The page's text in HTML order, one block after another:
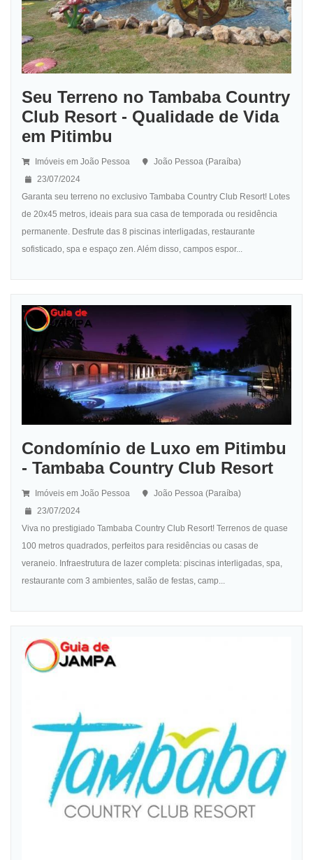
Seu Terreno no Tambaba Country
Club Resort - Qualidade de Vida
em Pitimbu
Imóveis em João Pessoa
João Pessoa (Paraíba)
23/07/2024
Garanta seu terreno no exclusivo Tambaba Country Club Resort! Lotes
de 20x45 metros, ideais para sua casa de temporada ou residência
permanente. Desfrute das 8 piscinas interligadas, restaurante
sofisticado, spa e espaço zen. Além disso, campos espor...
Condomínio de Luxo em Pitimbu
- Tambaba Country Club Resort
Imóveis em João Pessoa
João Pessoa (Paraíba)
23/07/2024
Viva no prestigiado Tambaba Country Club Resort! Terrenos de quase
100 metros quadrados, perfeitos para residências ou casas de
veraneio. Infraestrutura de lazer completa: piscinas interligadas, spa,
restaurante com 3 ambientes, salão de festas, camp...